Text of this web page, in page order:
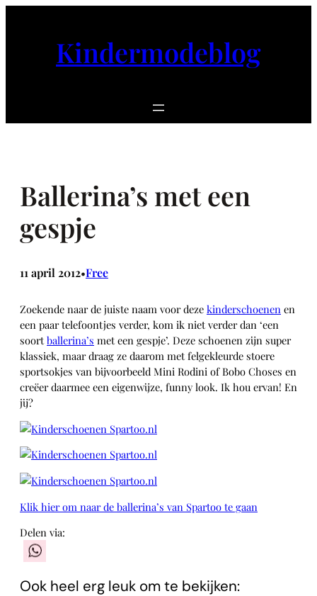
Kindermodeblog
Ballerina’s met een
gespje
11 april 2012•Free
Zoekende naar de juiste naam voor deze kinderschoenen en
een paar telefoontjes verder, kom ik niet verder dan ‘een
soortballerina’s met een gespje’. Deze schoenen zijn super
klassiek, maar draag ze daarom met felgekleurde stoere
sportsokjes van bijvoorbeeld Mini Rodini of Bobo Choses en
creëer daarmee een eigenwijze, funny look. Ik hou ervan! En
jij?
Klik hier om naar de ballerina’s van Spartoo te gaan
Delen via:
Ook heel erg leuk om te bekijken: